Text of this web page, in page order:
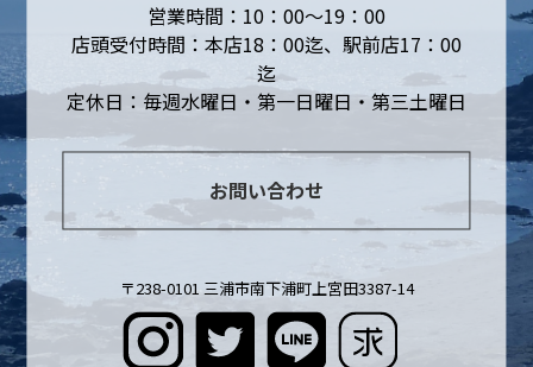
営業時間：10：00～19：00
店頭受付時間：本店18：00迄、駅前店17：00
迄
定休日：毎週水曜日・第一日曜日・第三土曜日
お問い合わせ
〒238-0101 三浦市南下浦町上宮田3387-14